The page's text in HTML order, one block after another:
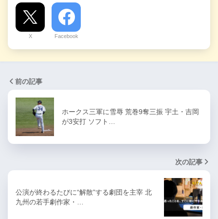
X Facebook
前の記事
ホークス三軍に雪辱 荒巻9奪三振 宇土・吉岡
が3安打 ソフト…
次の記事
公演が終わるたびに“解散”する劇団を主宰 北
九州の若手劇作家・…